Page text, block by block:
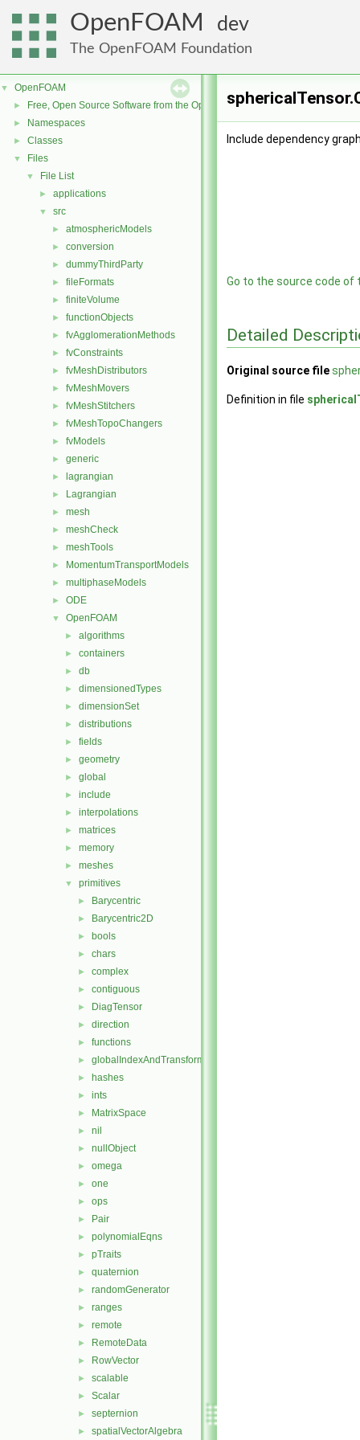
OpenFOAM dev
The OpenFOAM Foundation
▼ OpenFOAM
► Free, Open Source Software from the OpenFOAM Foundation
► Namespaces
► Classes
▼ Files
▼ File List
► applications
▼ src
► atmosphericModels
► conversion
► dummyThirdParty
► fileFormats
► finiteVolume
► functionObjects
► fvAgglomerationMethods
► fvConstraints
► fvMeshDistributors
► fvMeshMovers
► fvMeshStitchers
► fvMeshTopoChangers
► fvModels
► generic
► lagrangian
► Lagrangian
► mesh
► meshCheck
► meshTools
► MomentumTransportModels
► multiphaseModels
► ODE
▼ OpenFOAM
► algorithms
► containers
► db
► dimensionedTypes
► dimensionSet
► distributions
► fields
► geometry
► global
► include
► interpolations
► matrices
► memory
► meshes
▼ primitives
► Barycentric
► Barycentric2D
► bools
► chars
► complex
► contiguous
► DiagTensor
► direction
► functions
► globalIndexAndTransform
► hashes
► ints
► MatrixSpace
► nil
► nullObject
► omega
► one
► ops
► Pair
► polynomialEqns
► pTraits
► quaternion
► randomGenerator
► ranges
► remote
► RemoteData
► RowVector
► scalable
► Scalar
► septernion
► spatialVectorAlgebra
Include dependency
Go to the source code of
Detailed
Original source file
Definition in file